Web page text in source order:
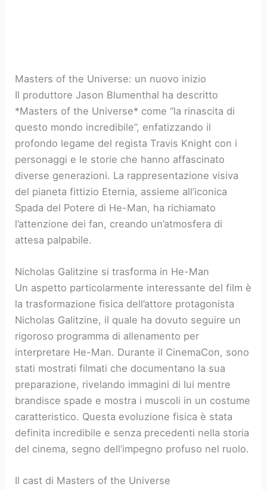
Masters of the Universe: un nuovo inizio
Il produttore Jason Blumenthal ha descritto
*Masters of the Universe* come “la rinascita di
questo mondo incredibile”, enfatizzando il
profondo legame del regista Travis Knight con i
personaggi e le storie che hanno affascinato
diverse generazioni. La rappresentazione visiva
del pianeta fittizio Eternia, assieme all’iconica
Spada del Potere di He-Man, ha richiamato
l’attenzione dei fan, creando un’atmosfera di
attesa palpabile.
Nicholas Galitzine si trasforma in He-Man
Un aspetto particolarmente interessante del film è
la trasformazione fisica dell’attore protagonista
Nicholas Galitzine, il quale ha dovuto seguire un
rigoroso programma di allenamento per
interpretare He-Man. Durante il CinemaCon, sono
stati mostrati filmati che documentano la sua
preparazione, rivelando immagini di lui mentre
brandisce spade e mostra i muscoli in un costume
caratteristico. Questa evoluzione fisica è stata
definita incredibile e senza precedenti nella storia
del cinema, segno dell’impegno profuso nel ruolo.
Il cast di Masters of the Universe